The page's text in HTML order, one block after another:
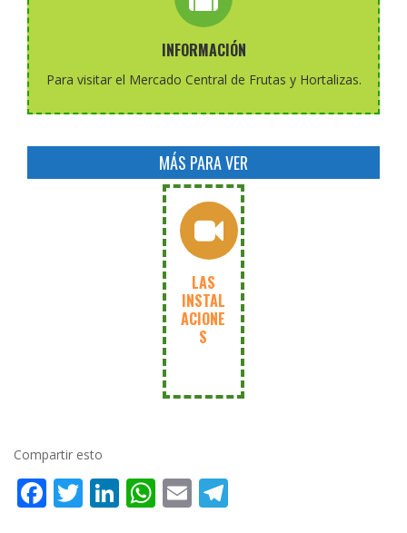
INFORMACIÓN
Para visitar el Mercado Central de Frutas y Hortalizas.
Para obtener toda la información de los diferentes
tipos de visitas y datos, pulse el botón que le dará
acceso a la página de información de Mercabarna.
Pulse aquí
MÁS PARA VER
LAS
INSTAL
ACIONE
S
Instalaciones
Mercado
de
Frutas
y
Hortalizas
Compartir esto
Facebook
Twitter
LinkedIn
WhatsApp
Email